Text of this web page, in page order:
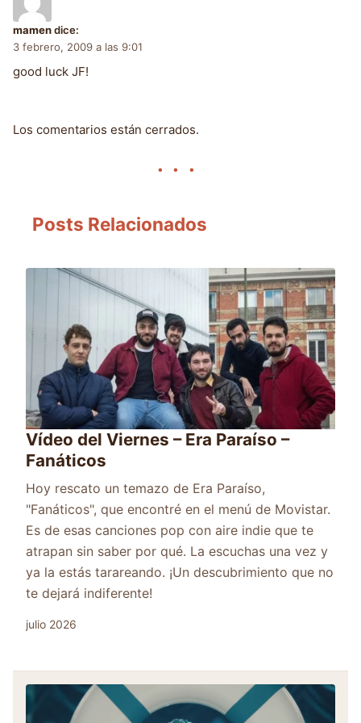
mamendice:
3 febrero, 2009 a las 9:01
good luck JF!
Los comentarios están cerrados.
Posts Relacionados
Vídeo del Viernes – Era Paraíso –
Fanáticos
Hoy rescato un temazo de Era Paraíso,
"Fanáticos", que encontré en el menú de Movistar.
Es de esas canciones pop con aire indie que te
atrapan sin saber por qué. La escuchas una vez y
ya la estás tarareando. ¡Un descubrimiento que no
te dejará indiferente!
julio 2026